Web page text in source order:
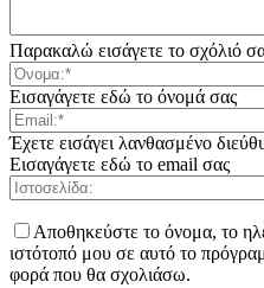
Παρακαλώ εισάγετε το σχόλιό
Εισαγάγετε εδώ το όνομά σας
Έχετε εισάγει λανθασμένο
Εισαγάγετε εδώ το email σας
Αποθηκεύστε το όνομα, το
ιστότοπό μου σε αυτό το
φορά που θα σχολιάσω.